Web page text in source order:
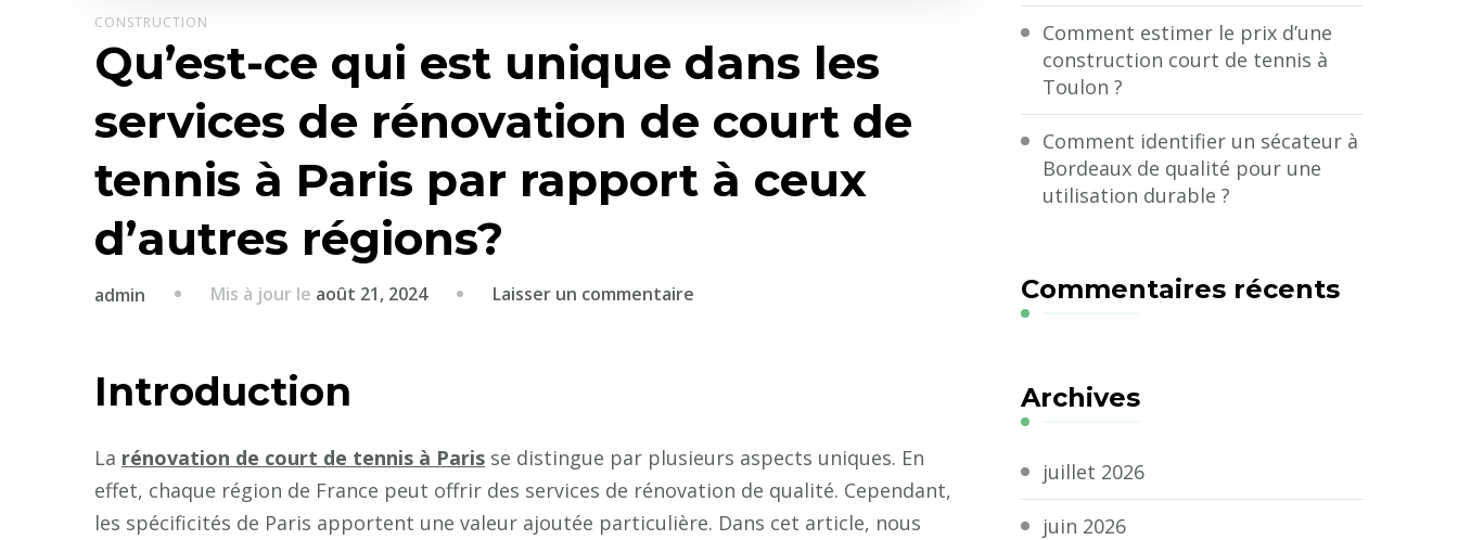
CONSTRUCTION
Qu’est-ce qui est unique dans les
services de rénovation de court de
tennis à Paris par rapport à ceux
d’autres régions?
admin Mis à jour le août 21, 2024 Laisser un commentaire
dans
les
services
Introduction
La rénovation de court de tennis à Paris se distingue par plusieurs aspects uniques. En
effet, chaque région de France peut offrir des services de rénovation de qualité. Cependant,
les spécificités de Paris apportent une valeur ajoutée particulière. Dans cet article, nous
Comment estimer le prix d’une
construction court de tennis à
Toulon ?
Comment identifier un sécateur à
Bordeaux de qualité pour une
utilisation durable ?
Commentaires récents
Archives
juillet 2026
juin 2026